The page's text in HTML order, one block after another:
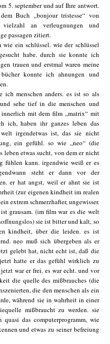
5. september und auf Ihre antwort.
Buch „bonjour tristesse“ von
an verleugnungen und
passagen zitiert.
ein schlüssel. wie der schlüssel
habe. durch sie konnte ich
trauen und erstmal waren meine
konnte ich ahnungen und
ich menschen anders. es ist so als
sehe tief in die menschen und
mit dem film „matrix“ mit
ich, haben ihr ganzes leben das
irgendetwas ist, das sie nicht
ein gefühl. so wie „neo“ (die
leben etwas sucht, von dem er nicht
fühlen kann. irgendwie weiß er es
steht er dann vor der
er hat angst, weil er ahnt sie ist
(zur eigenen kindheit im realen
extrem schmerzhafter, ungewisser.
grausam. (im film war es die welt
sie ist bitter und kalt, so
kindheit, über die leiden. es ist
neo muß sich übergeben als er
gelebt hat, nicht echt ist, daß die
hatte er das gefühl wirklich zu
war er frei. es war echt. und vor
die quelle des mißbrauches (die
die den menschen als ein
während sie in wahrheit in einer
mißbraucht zu werden. sie
das computerprogramm, wie
und etwas zu seiner befreiung